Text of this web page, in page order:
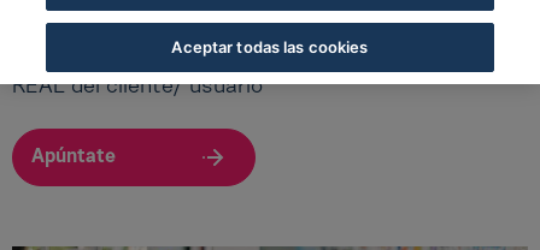
Conoce el valor diferencial que puede aportar la
Farmacia Ortopedia a través del conocimiento
REAL del cliente/ usuario
Apúntate
Aceptar todas las cookies